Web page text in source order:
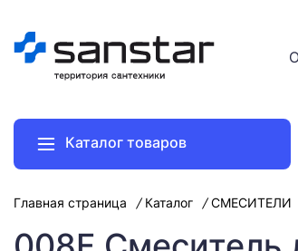
Каталог товаров
Главная страница Каталог СМЕСИТЕЛИ